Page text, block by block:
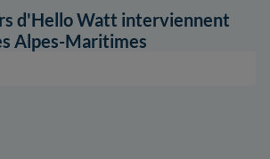
d'Hello Watt interviennent
Alpes-Maritimes